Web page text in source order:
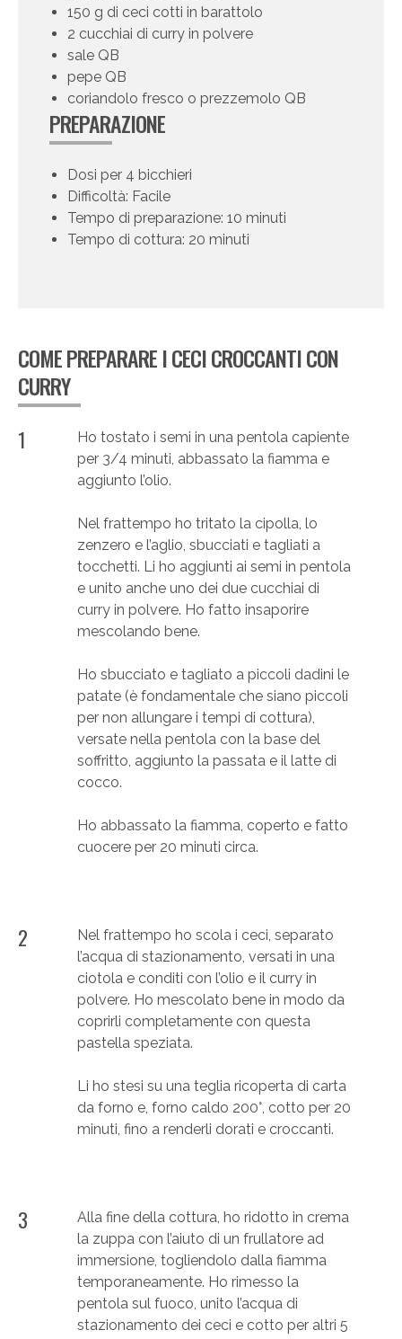
150 g di ceci cotti in barattolo
2 cucchiai di curry in polvere
sale QB
pepe QB
coriandolo fresco o prezzemolo QB
PREPARAZIONE
Dosi per 4 bicchieri
Difficoltà: Facile
Tempo di preparazione: 10 minuti
Tempo di cottura: 20 minuti
COME PREPARARE I CECI CROCCANTI CON
CURRY
1
Ho tostato i semi in una pentola capiente
per 3/4 minuti, abbassato la fiamma e
aggiunto l’olio.
Nel frattempo ho tritato la cipolla, lo
zenzero e l’aglio, sbucciati e tagliati a
tocchetti. Li ho aggiunti ai semi in pentola
e unito anche uno dei due cucchiai di
curry in polvere. Ho fatto insaporire
mescolando bene.
Ho sbucciato e tagliato a piccoli dadini le
patate (è fondamentale che siano piccoli
per non allungare i tempi di cottura),
versate nella pentola con la base del
soffritto, aggiunto la passata e il latte di
cocco.
Ho abbassato la fiamma, coperto e fatto
cuocere per 20 minuti circa.
2
Nel frattempo ho scola i ceci, separato
l’acqua di stazionamento, versati in una
ciotola e conditi con l’olio e il curry in
polvere. Ho mescolato bene in modo da
coprirli completamente con questa
pastella speziata.
Li ho stesi su una teglia ricoperta di carta
da forno e, forno caldo 200°, cotto per 20
minuti, fino a renderli dorati e croccanti.
3
Alla fine della cottura, ho ridotto in crema
la zuppa con l’aiuto di un frullatore ad
immersione, togliendolo dalla fiamma
temporaneamente. Ho rimesso la
pentola sul fuoco, unito l’acqua di
stazionamento dei ceci e cotto per altri 5